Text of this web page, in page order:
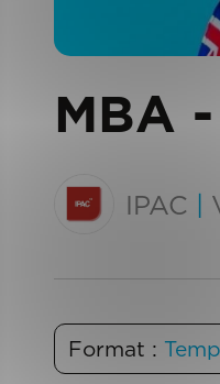
MBA
IPAC |
Format :